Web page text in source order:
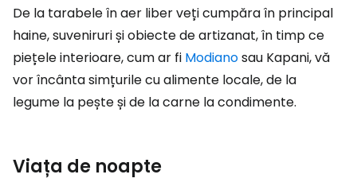
De la tarabele în aer liber veți cumpăra în principal
haine, suveniruri și obiecte de artizanat, în timp ce
piețele interioare, cum ar fi Modianosau Kapani, vă
vor încânta simțurile cu alimente locale, de la
legume la pește și de la carne la condimente.
Viața de noapte